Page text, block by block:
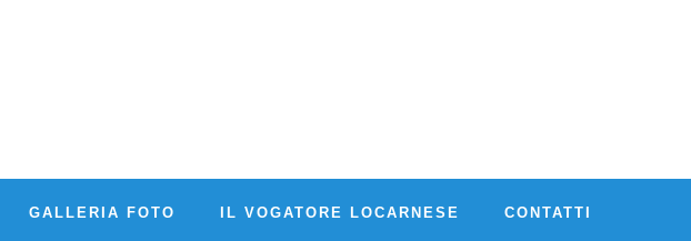
GALLERIA FOTO IL VOGATORE LOCARNESE CONTATTI